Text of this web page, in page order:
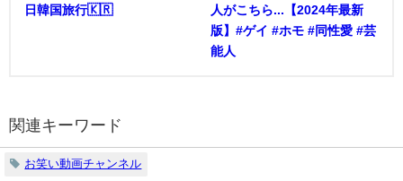
日韓国旅行🇰🇷
人がこちら...【2024年最新
版】#ゲイ #ホモ #同性愛 #芸
能人
関連キーワード
お笑い動画チャンネル